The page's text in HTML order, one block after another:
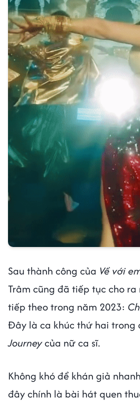
Sau thành công của Về với
Trâm cũng đã tiếp tục cho
tiếp theo trong năm 2023:
Đây là ca khúc thứ hai trong
Journeycủa nữ ca sĩ.
Không khó để khán giả
đây chính là bài hát quen